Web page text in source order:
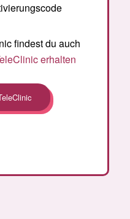
findest du auch
erhalten